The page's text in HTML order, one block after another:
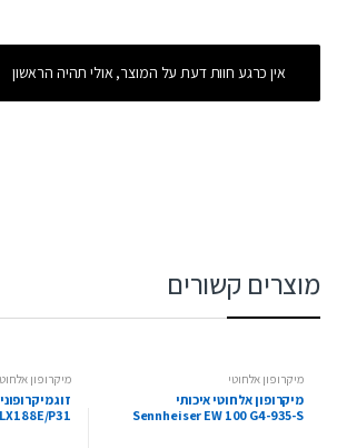
אין כרגע חוות דעת על המוצר, אולי תהיה הראשון
מוצרים קשורים
מיקרופון אלחוטי
מיקרופון אלחוטי איכותי
Sennheiser EW 100 G4-935-S
מיקרופון
זוג
P31